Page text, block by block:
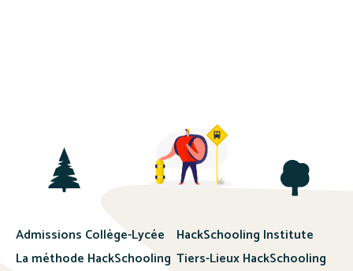
Admissions Collège-Lycée
La méthode HackSchooling
HackSchooling Institute
Tiers-Lieux HackSchooling